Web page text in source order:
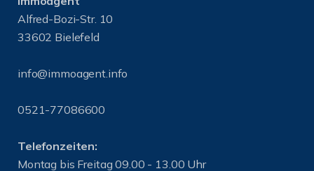
Alfred-Bozi-Str. 10
33602 Bielefeld
info@immoagent.info
0521-77086600
Telefonzeiten:
Montag bis Freitag 09.00 - 13.00 Uhr